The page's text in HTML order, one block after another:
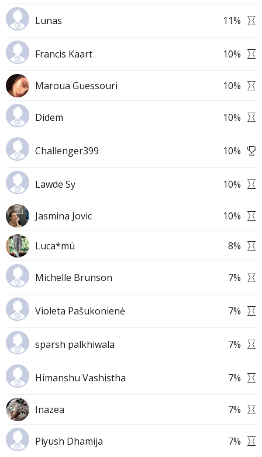
Lunas 11%
Francis Kaart 10%
Maroua Guessouri 10%
Didem 10%
Challenger399 10%
Lawde Sy 10%
Jasmina Jovic 10%
Luca*mü 8%
Michelle Brunson 7%
Violeta Pašukonienė 7%
sparsh palkhiwala 7%
Himanshu Vashistha 7%
Inazea 7%
Piyush Dhamija 7%